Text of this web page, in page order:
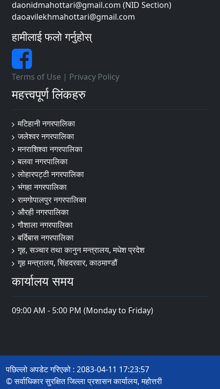
daonidmahottari@gmail.com (NID Section)
daoavilekhmahottari@gmail.com
हामीलाई फलो गर्नुहोस्
Terms of Use | Privacy Policy
महत्त्वपूर्ण लिंकहरु
मटिहानी नगरपालिका
जलेश्वर नगरपालिका
मनराशिश्वा नगरपालिका
बलवा नगरपालिका
लोहारपट्टी नगरपालिका
भंगहा नगरपालिका
रामगोपालपुर नगरपालिका
औरही नगरपालिका
गौशाला नगरपालिका
बर्दिबास नगरपालिका
गृह, सञ्चार तथा कानुन मन्त्रालय, मधेश प्रदेश
गृह मन्त्रालय, सिंहदरवार, काठमाण्डौं
कार्यालय समय
09:00 AM - 5:00 PM (Monday to Friday)
पछिल्लो अपडेट गरिएको : 2083-04-11 17:23:57
© सर्वाधिकार सुरक्षित जिल्ला प्रशासन कार्यालय, महोत्तरी